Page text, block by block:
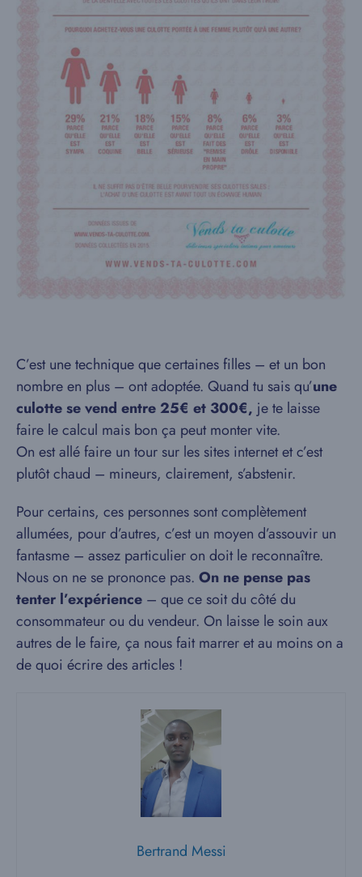
C’est une technique que certaines filles – et un bon
nombre en plus – ont adoptée. Quand tu sais qu’une
culotte se vend entre 25€ et 300€, je te laisse
faire le calcul mais bon ça peut monter vite.
On est allé faire un tour sur les sites internet et c’est
plutôt chaud – mineurs, clairement, s’abstenir.
Pour certains, ces personnes sont complètement
allumées, pour d’autres, c’est un moyen d’assouvir un
fantasme – assez particulier on doit le reconnaître.
Nous on ne se prononce pas. On ne pense pas
tenter l’expérience – que ce soit du côté du
consommateur ou du vendeur. On laisse le soin aux
autres de le faire, ça nous fait marrer et au moins on a
de quoi écrire des articles !
Bertrand Messi